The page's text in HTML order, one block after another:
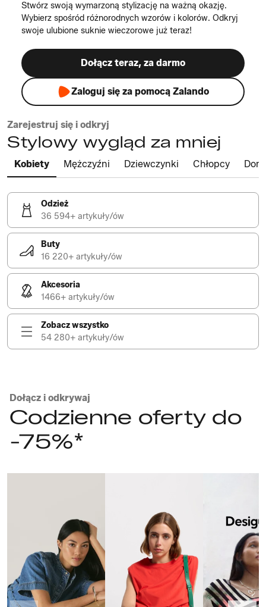
Stwórz swoją wymarzoną stylizację na ważną okazję.
Wybierz spośród różnorodnych wzorów i kolorów. Odkryj
swoje ulubione suknie wieczorowe już teraz!
Dołącz teraz, za darmo
Zaloguj się za pomocą Zalando
Zarejestruj się i odkryj
Stylowy wygląd za mniej
Kobiety Mężczyźni Dziewczynki Chłopcy Dom
Odzież
36 594+ artykuły/ów
Buty
16 220+ artykuły/ów
Akcesoria
1466+ artykuły/ów
Zobacz wszystko
54 280+ artykuły/ów
Dołącz i odkrywaj
Codzienne oferty do
-75%*